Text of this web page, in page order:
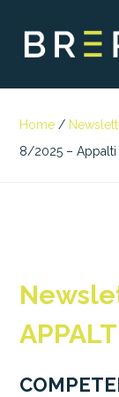
Home /
8/2025 –